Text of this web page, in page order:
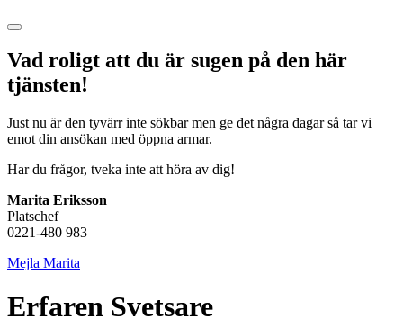
Vad roligt att du är sugen på den här
tjänsten!
Just nu är den tyvärr inte sökbar men ge det några dagar så tar vi
emot din ansökan med öppna armar.
Har du frågor, tveka inte att höra av dig!
Marita Eriksson
Platschef
0221-480 983
Mejla Marita
Erfaren Svetsare